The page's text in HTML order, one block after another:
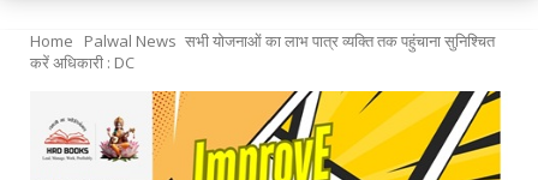
Home Palwal News सभी योजनाओं का लाभ पात्र व्यक्ति तक पहुंचाना सुनिश्चित
करें अधिकारी : DC